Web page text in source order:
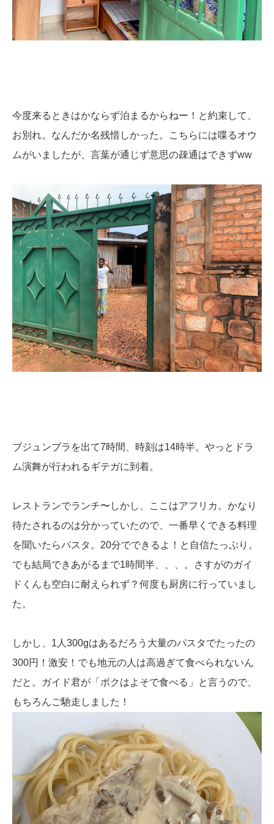
今度来るときはかならず泊まるからねー！ と約束して、
お別れ。なんだか名残惜しかった。こちらには喋るオウ
ムがいましたが、言葉が通じず意思の疎通はできずww
ブジュンブラを出て7時間、時刻は14時半。やっとドラ
ム演舞が行われるギテガに到着。
レストランでランチ〜しかし、ここはアフリカ。かなり
待たされるのは分かっていたので、一番早くできる料理
を聞いたらパスタ。20分でできるよ！と自信たっぷり。
でも結局できあがるまで1時間半、、、。さすがのガイ
ドくんも空白に耐えられず？何度も厨房に行っていまし
た。
しかし、1人300gはあるだろう大量のパスタでたったの
300円！激安！でも地元の人は高過ぎて食べられないん
だと。ガイド君が「ボクはよそで食べる」と言うので、
もちろんご馳走しました！